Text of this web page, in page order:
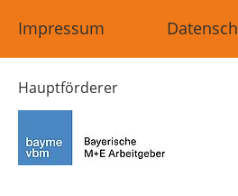
Impressum
Hauptförderer